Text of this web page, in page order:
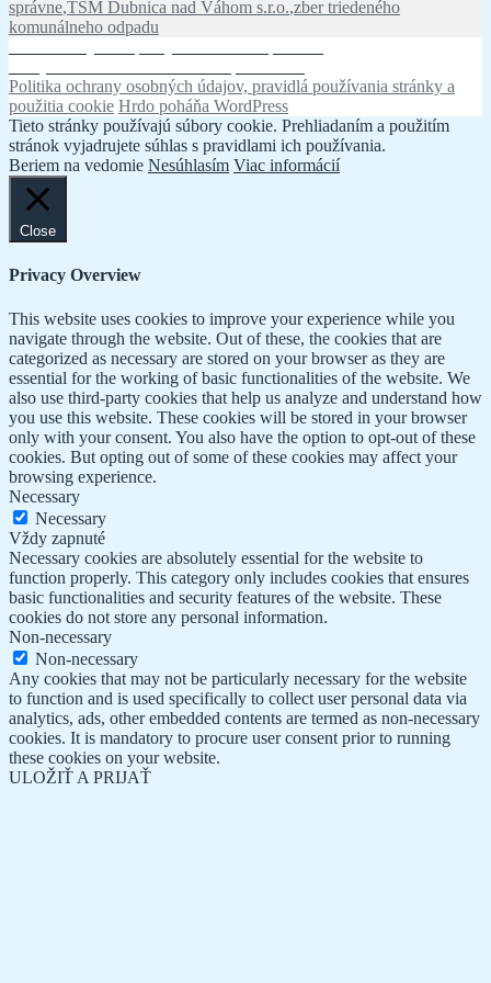
správne,TSM Dubnica nad Váhom s.r.o.,zber triedeného
komunálneho odpadu
Navigácia
v
článku
článok:
Politika ochrany osobných údajov, pravidlá používania stránky a
použitia cookie Hrdo poháňa WordPress
Tieto stránky používajú súbory cookie. Prehliadaním a použitím
stránok vyjadrujete súhlas s pravidlami ich používania.
Beriem na vedomie Nesúhlasím Viac informácií
Close
Privacy Overview
This website uses cookies to improve your experience while you
navigate through the website. Out of these, the cookies that are
categorized as necessary are stored on your browser as they are
essential for the working of basic functionalities of the website. We
also use third-party cookies that help us analyze and understand how
you use this website. These cookies will be stored in your browser
only with your consent. You also have the option to opt-out of these
cookies. But opting out of some of these cookies may affect your
browsing experience.
Necessary
Necessary
Vždy zapnuté
Necessary cookies are absolutely essential for the website to
function properly. This category only includes cookies that ensures
basic functionalities and security features of the website. These
cookies do not store any personal information.
Non-necessary
Non-necessary
Any cookies that may not be particularly necessary for the website
to function and is used specifically to collect user personal data via
analytics, ads, other embedded contents are termed as non-necessary
cookies. It is mandatory to procure user consent prior to running
these cookies on your website.
ULOŽIŤ A PRIJAŤ